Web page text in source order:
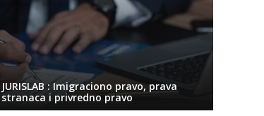
JURISLAB : Imigraciono pravo, prava
stranaca i privredno pravo